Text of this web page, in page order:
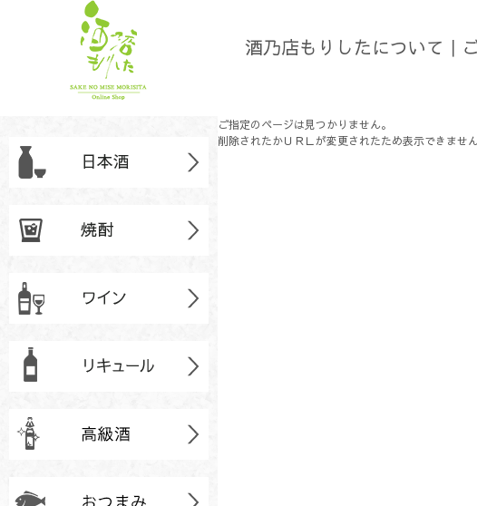
酒乃店もりしたについて ｜
ご指定のページは見つかりません。
削除されたかＵＲＬが変更されたため表示できません